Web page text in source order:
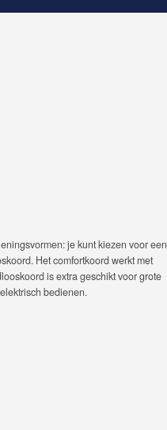
je kunt kiezen voor een
Het comfortkoord werkt met
is extra geschikt voor grote
bedienen.